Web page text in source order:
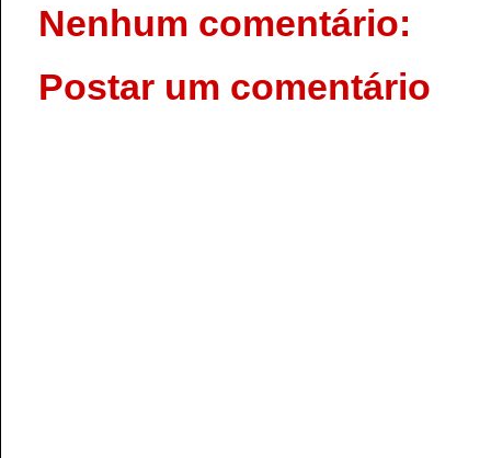
Nenhum comentário:
Postar um comentário